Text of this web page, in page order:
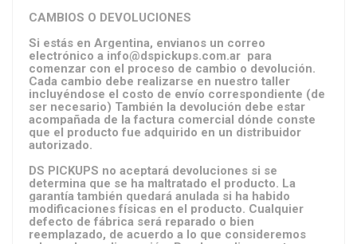
CAMBIOS O DEVOLUCIONES
Si estás en Argentina, envianos un correo
electrónico a info@dspickups.com.ar para
comenzar con el proceso de cambio o devolución.
Cada cambio debe realizarse en nuestro taller
incluyéndose el costo de envío correspondiente (de
ser necesario) También la devolución debe estar
acompañada de la factura comercial dónde conste
que el producto fue adquirido en un distribuidor
autorizado.
DS PICKUPS no aceptará devoluciones si se
determina que se ha maltratado el producto. La
garantía también quedará anulada si ha habido
modificaciones físicas en el producto. Cualquier
defecto de fábrica será reparado o bien
reemplazado, de acuerdo a lo que consideremos